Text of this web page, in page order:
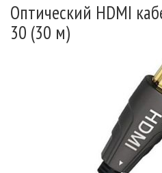
Оптический HDMI
30 (30 м)